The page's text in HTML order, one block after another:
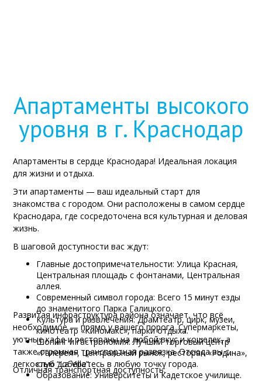
Апартаменты высокого
уровня в г. Краснодар
Апартаменты в сердце Краснодара! Идеальная локация
для жизни и отдыха.
Эти апартаменты — ваш идеальный старт для
знакомства с городом. Они расположены в самом сердце
Краснодара, где сосредоточена вся культурная и деловая
жизнь.
В шаговой доступности вас ждут:
Главные достопримечательности: Улица Красная,
Центральная площадь с фонтанами, Центральная
аллея.
Современный символ города: Всего 15 минут езды
до знаменитого Парка Галицкого.
Культура и развлечения: Драмтеатр, цирк, музеи,
кинотеатр «Киномакс», парки отдыха.
Шопинг и гастрономия: Лучший торговый центр
«Галерея», Центральный рынок, ресторан «Родина»,
клуб “La Villa”.
Образование: Университеты и Кадетское училище.
Развитая инфраструктура района означает, что всё
необходимое — прямо у вашего порога. Супермаркеты,
уютные кафе и рестораны на любой вкус и кошелек, а
также огромная транспортная развязка. Отсюда вы с
легкостью доберетесь в любую точку города.
Отличная транспортная доступность: